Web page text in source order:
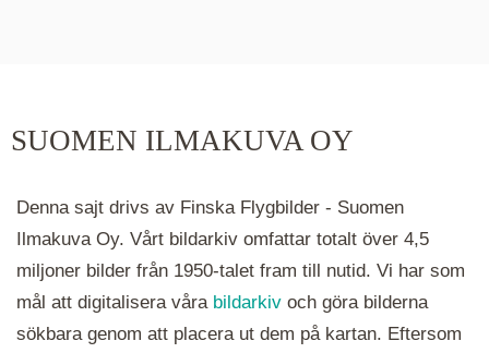
hålla ned ctrl-tangenten och scrolla.
SUOMEN ILMAKUVA OY
Denna sajt drivs av Finska Flygbilder - Suomen
Ilmakuva Oy. Vårt bildarkiv omfattar totalt över 4,5
miljoner bilder från 1950-talet fram till nutid. Vi har som
mål att digitalisera våra bildarkiv och göra bilderna
sökbara genom att placera ut dem på kartan. Eftersom